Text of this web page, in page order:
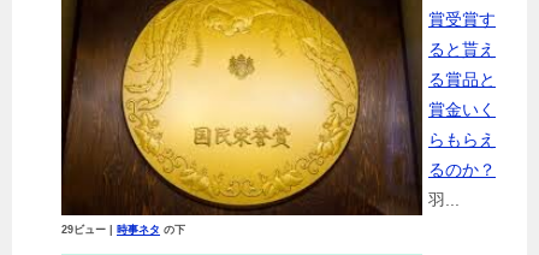
賞受賞す
ると貰え
る賞品と
賞金いく
らもらえ
るのか？
羽...
29ビュー 時事ネタ の下